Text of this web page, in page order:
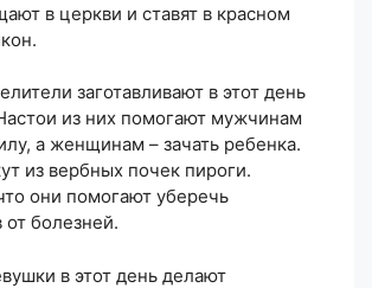
в церкви и ставят в красном
заготавливают в этот день
из них помогают мужчинам
а женщинам – зачать ребенка.
из вербных почек пироги.
они помогают уберечь
болезней.
в этот день делают